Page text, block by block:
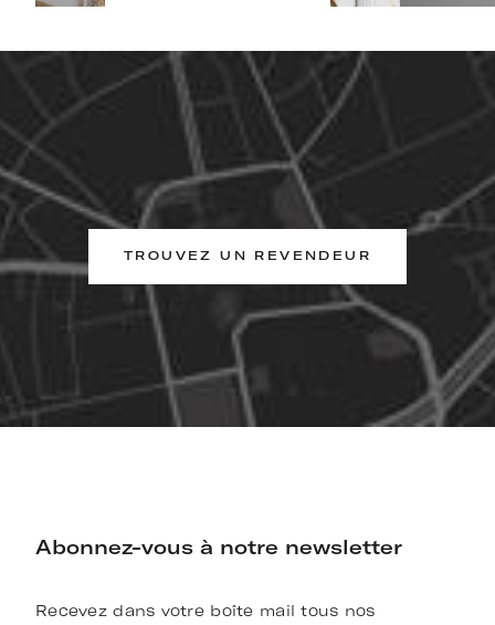
TROUVEZ UN REVENDEUR
Abonnez-vous à notre newsletter
Recevez dans votre boîte mail tous nos